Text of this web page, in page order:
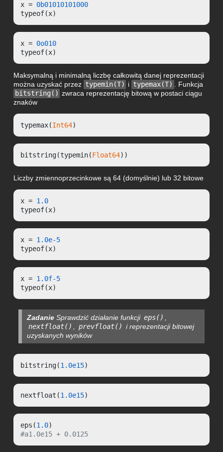
x = 0b01010101000
typeof(x)
x = 0o010
typeof(x)
Maksymalną i minimalną liczbę całkowitą danej reprezentacji
można uzyskać przez typemin(T) i typemax(T) . Funkcja
bitstring() zwraca reprezentację bitową w postaci ciągu
znaków
typemax(Int64)
bitstring(typemin(Float64))
Liczby zmiennoprzecinkowe są 64 (domyślnie) lub 32 bitowe
x = 1.0
typeof(x)
x = 1.0e-5
typeof(x)
x = 1.0f-5
typeof(x)
ZadanieSprawdzić działanie funkcji eps() ,
nextfloat() , prevfloat() i reprezentacji bitowej
uzyskanych wyników
bitstring(1.0e15)
nextfloat(1.0e15)
eps(1.0
#a1.0e15 + 0.0125